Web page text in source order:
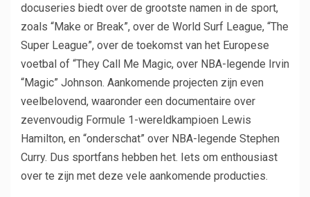
docuseries biedt over de grootste namen in de sport,
zoals “Make or Break”, over de World Surf League, “The
Super League”, over de toekomst van het Europese
voetbal of “They Call Me Magic, over NBA-legende Irvin
“Magic” Johnson. Aankomende projecten zijn even
veelbelovend, waaronder een documentaire over
zevenvoudig Formule 1-wereldkampioen Lewis
Hamilton, en “onderschat” over NBA-legende Stephen
Curry. Dus sportfans hebben het. Iets om enthousiast
over te zijn met deze vele aankomende producties.